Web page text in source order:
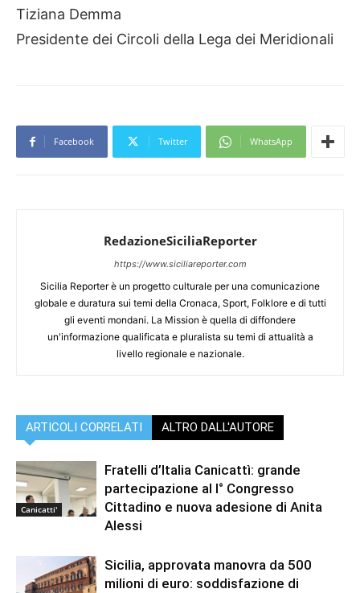
Tiziana Demma
Presidente dei Circoli della Lega dei Meridionali
Facebook Twitter WhatsApp
RedazioneSiciliaReporter
https://www.siciliareporter.com
Sicilia Reporter è un progetto culturale per una comunicazione
globale e duratura sui temi della Cronaca, Sport, Folklore e di tutti
gli eventi mondani. La Mission è quella di diffondere
un'informazione qualificata e pluralista su temi di attualità a
livello regionale e nazionale.
ARTICOLI CORRELATI ALTRO DALL'AUTORE
Canicatti'
Fratelli d’Italia Canicattì: grande
partecipazione al I° Congresso
Cittadino e nuova adesione di Anita
Alessi
Sicilia, approvata manovra da 500
milioni di euro: soddisfazione di